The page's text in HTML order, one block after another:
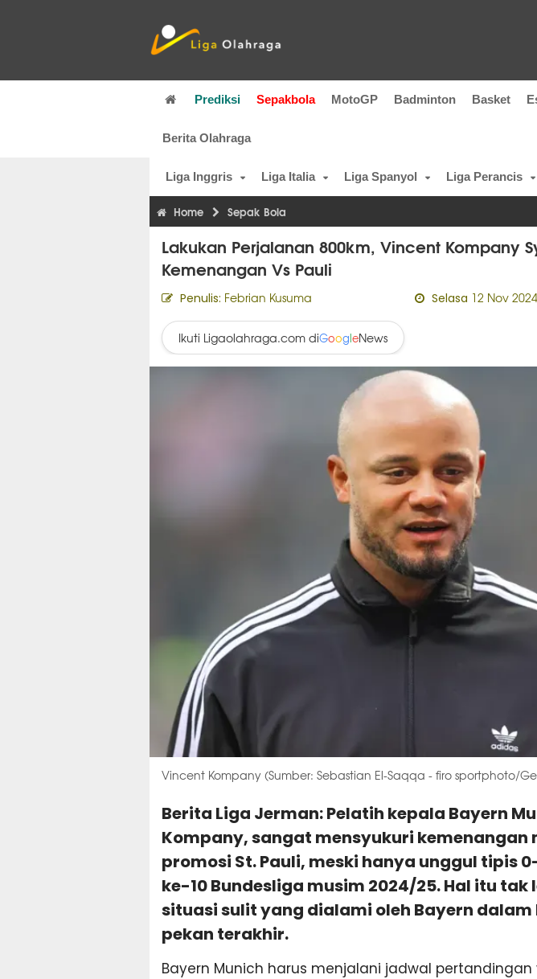
Prediksi Sepakbola MotoGP Badminton Basket
Berita Olahraga
Liga Inggris Liga Italia Liga Spanyol Liga Perancis
Home Sepak Bola
Lakukan Perjalanan 800km, Vincent Kompany
Kemenangan Vs Pauli
Penulis: Febrian Kusuma Selasa 12 Nov
Ikuti Ligaolahraga.com diGoogleNews
Vincent Kompany (Sumber: Sebastian El-Saqqa - firo sportphoto/
Berita Liga Jerman: Pelatih kepala Bayern
Kompany, sangat mensyukuri kemenangan
promosi St. Pauli, meski hanya unggul tipis
ke-10 Bundesliga musim 2024/25. Hal itu tak
situasi sulit yang dialami oleh Bayern
pekan terakhir.
Bayern Munich harus menjalani jadwal